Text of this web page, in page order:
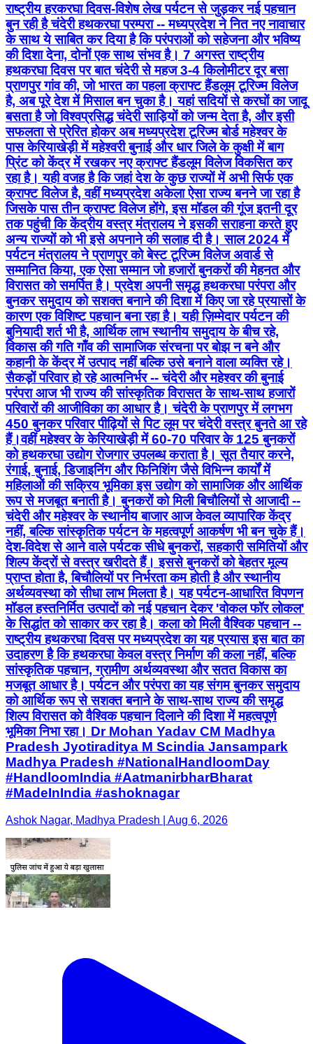
राष्‍ट्रीय हरकरघा दिवस-विशेष लेख पर्यटन से जुड़कर नई पहचान
बुन रही है चंदेरी हथकरघा परम्‍परा -- मध्यप्रदेश ने नित नए नावाचार
के साथ ये साबित कर दिया है कि परंपराओं को सहेजना और भविष्य
की दिशा देना, दोनों एक साथ संभव है। 7 अगस्त राष्ट्रीय
हथकरघा दिवस पर बात चंदेरी से महज 3-4 किलोमीटर दूर बसा
प्राणपुर गांव की, जो भारत का पहला क्राफ्ट हैंडलूम टूरिज्म विलेज
है, अब पूरे देश में मिसाल बन चुका है। यहां सदियों से करघों का जादू
बसता है जो विश्वप्रसिद्ध चंदेरी साड़ियों को जन्म देता है, और इसी
सफलता से प्रेरित होकर अब मध्यप्रदेश टूरिज्म बोर्ड महेश्वर के
पास केरियाखेड़ी में महेश्वरी बुनाई और धार जिले के कुक्षी में बाग
प्रिंट को केंद्र में रखकर नए क्राफ्ट हैंडलूम विलेज विकसित कर
रहा है। यही वजह है कि जहां देश के कुछ राज्यों में अभी सिर्फ एक
क्राफ्ट विलेज है, वहीं मध्यप्रदेश अकेला ऐसा राज्य बनने जा रहा है
जिसके पास तीन क्राफ्ट विलेज होंगे, इस मॉडल की गूंज इतनी दूर
तक पहुंची कि केंद्रीय वस्त्र मंत्रालय ने इसकी सराहना करते हुए
अन्य राज्यों को भी इसे अपनाने की सलाह दी है। साल 2024 में
पर्यटन मंत्रालय ने प्राणपुर को बेस्ट टूरिज्म विलेज अवार्ड से
सम्मानित किया, एक ऐसा सम्मान जो हजारों बुनकरों की मेहनत और
विरासत को समर्पित है। प्रदेश अपनी समृद्ध हथकरघा परंपरा और
बुनकर समुदाय को सशक्त बनाने की दिशा में किए जा रहे प्रयासों के
कारण एक विशिष्ट पहचान बना रहा है। यही ज़िम्मेदार पर्यटन की
बुनियादी शर्त भी है, आर्थिक लाभ स्थानीय समुदाय के बीच रहे,
विकास की गति गाँव की सामाजिक संरचना पर बोझ न बने और
कहानी के केंद्र में उत्पाद नहीं बल्कि उसे बनाने वाला व्यक्ति रहे।
सैकड़ों परिवार हो रहे आत्मनिर्भर -- चंदेरी और महेश्वर की बुनाई
परंपरा आज भी राज्य की सांस्कृतिक विरासत के साथ-साथ हजारों
परिवारों की आजीविका का आधार है। चंदेरी के प्राणपुर में लगभग
450 बुनकर परिवार पीढ़ियों से पिट लूम पर चंदेरी वस्त्र बुनते आ रहे
हैं।वहीं महेश्वर के केरियाखेड़ी में 60-70 परिवार के 125 बुनकरों
को हथकरघा उद्योग रोजगार उपलब्ध कराता है। सूत तैयार करने,
रंगाई, बुनाई, डिजाइनिंग और फिनिशिंग जैसे विभिन्न कार्यों में
महिलाओं की सक्रिय भूमिका इस उद्योग को सामाजिक और आर्थिक
रूप से मजबूत बनाती है। बुनकरों को मिली बिचौलियों से आजादी --
चंदेरी और महेश्वर के स्थानीय बाजार आज केवल व्यापारिक केंद्र
नहीं, बल्कि सांस्कृतिक पर्यटन के महत्वपूर्ण आकर्षण भी बन चुके हैं।
देश-विदेश से आने वाले पर्यटक सीधे बुनकरों, सहकारी समितियों और
शिल्प केंद्रों से वस्त्र खरीदते हैं। इससे बुनकरों को बेहतर मूल्य
प्राप्त होता है, बिचौलियों पर निर्भरता कम होती है और स्थानीय
अर्थव्यवस्था को सीधा लाभ मिलता है। यह पर्यटन-आधारित विपणन
मॉडल हस्तनिर्मित उत्पादों को नई पहचान देकर 'वोकल फॉर लोकल'
के सिद्धांत को साकार कर रहा है। कला को मिली वैश्विक पहचान --
राष्ट्रीय हथकरघा दिवस पर मध्यप्रदेश का यह प्रयास इस बात का
उदाहरण है कि हथकरघा केवल वस्त्र निर्माण की कला नहीं, बल्कि
सांस्कृतिक पहचान, ग्रामीण अर्थव्यवस्था और सतत विकास का
मजबूत आधार है। पर्यटन और परंपरा का यह संगम बुनकर समुदाय
को आर्थिक रूप से सशक्त बनाने के साथ-साथ राज्य की समृद्ध
शिल्प विरासत को वैश्विक पहचान दिलाने की दिशा में महत्वपूर्ण
भूमिका निभा रहा। Dr Mohan Yadav CM Madhya
Pradesh Jyotiraditya M Scindia Jansampark
Madhya Pradesh #NationalHandloomDay
#HandloomIndia #AatmanirbharBharat
#MadeInIndia #ashoknagar
Ashok Nagar, Madhya Pradesh | Aug 6, 2026